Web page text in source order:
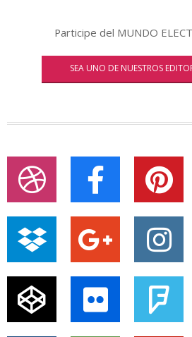
Participe del MUNDO
SEA UNO DE NUESTROS